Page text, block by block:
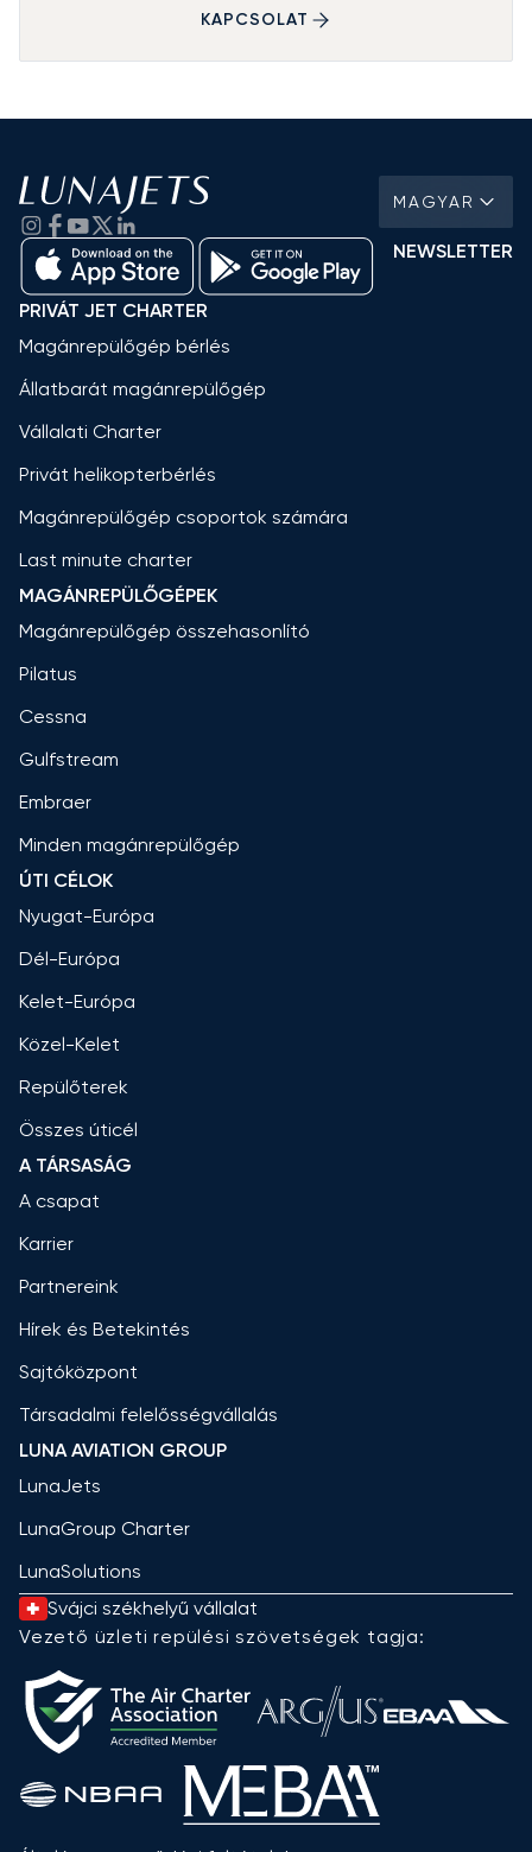
KAPCSOLAT
MAGYAR
NEWSLETTER
PRIVÁT JET CHARTER
Magánrepülőgép bérlés
Állatbarát magánrepülőgép
Vállalati Charter
Privát helikopterbérlés
Magánrepülőgép csoportok számára
Last minute charter
MAGÁNREPÜLŐGÉPEK
Magánrepülőgép összehasonlító
Pilatus
Cessna
Gulfstream
Embraer
Minden magánrepülőgép
ÚTI CÉLOK
Nyugat-Európa
Dél-Európa
Kelet-Európa
Közel-Kelet
Repülőterek
Összes úticél
A TÁRSASÁG
A csapat
Karrier
Partnereink
Hírek és Betekintés
Sajtóközpont
Társadalmi felelősségvállalás
LUNA AVIATION GROUP
LunaJets
LunaGroup Charter
LunaSolutions
Svájci székhelyű vállalat
Vezető üzleti repülési szövetségek tagja: